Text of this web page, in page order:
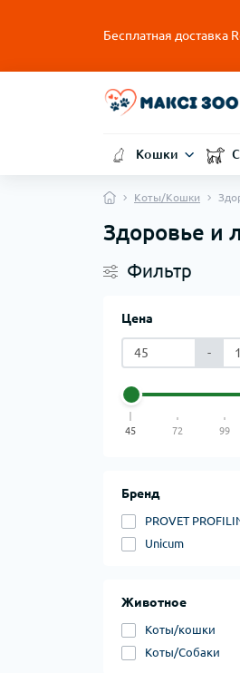
Бесплатная доставка
Кошки
Коты/Кошки
Здоровье и
Фильтр
Цена
-
45 72 99
Бренд
PROVET
Unicum
Животное
Коты/кошки
Коты/Собаки